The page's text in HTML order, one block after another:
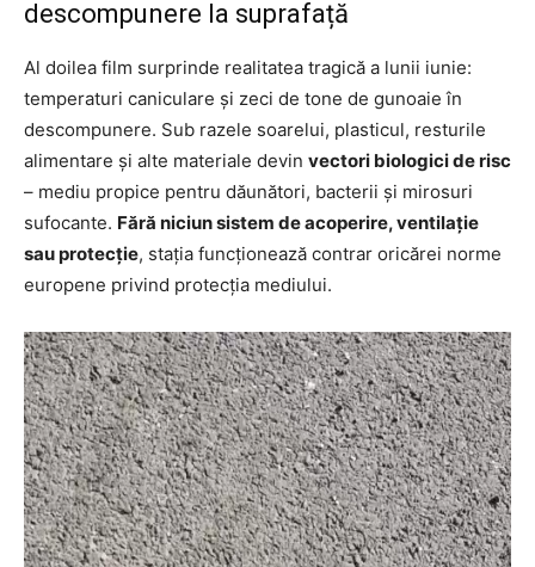
descompunere la suprafață
Al doilea film surprinde realitatea tragică a lunii iunie:
temperaturi caniculare și zeci de tone de gunoaie în
descompunere. Sub razele soarelui, plasticul, resturile
alimentare și alte materiale devin vectori biologici de risc
– mediu propice pentru dăunători, bacterii și mirosuri
sufocante. Fără niciun sistem de acoperire, ventilație
sau protecție, stația funcționează contrar oricărei norme
europene privind protecția mediului.